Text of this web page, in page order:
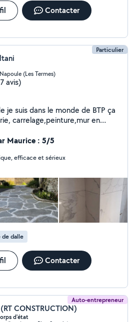
Contacter
Particulier
(Les Termes)
avis)
suis dans le monde de BTP ça
,une équipe correct
avec les clients , on est sur
Maurice : 5/5
efficace et sérieux
de dalle
Contacter
Auto-entrepreneur
CONSTRUCTION)
d'état